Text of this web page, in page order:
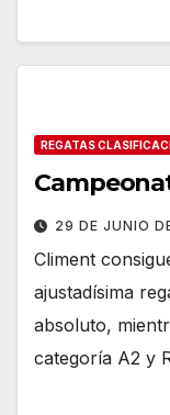
REGATAS
29 DE JUNIO
Climent
ajustadísima
absoluto,
categoría A2 y